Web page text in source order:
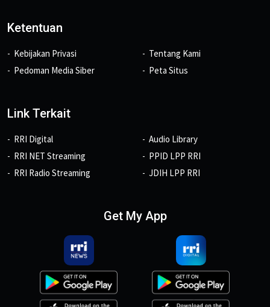
Ketentuan
Kebijakan Privasi
Pedoman Media Siber
Tentang Kami
Peta Situs
Link Terkait
RRI Digital
RRI NET Streaming
RRI Radio Streaming
Audio Library
PPID LPP RRI
JDIH LPP RRI
Get My App